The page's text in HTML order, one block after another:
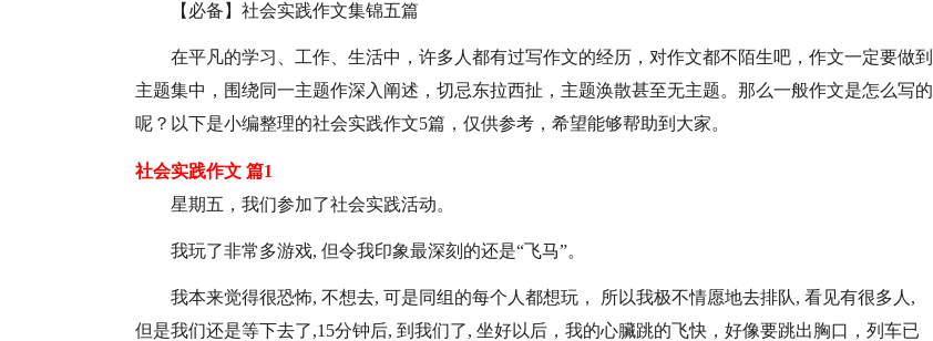
【必备】社会实践作文集锦五篇
在平凡的学习、工作、生活中，许多人都有过写作文的经历，对作文都不陌生吧，作文一定要做到
主题集中，围绕同一主题作深入阐述，切忌东拉西扯，主题涣散甚至无主题。那么一般作文是怎么写的
呢？以下是小编整理的社会实践作文5篇，仅供参考，希望能够帮助到大家。
社会实践作文 篇1
星期五，我们参加了社会实践活动。
我玩了非常多游戏, 但令我印象最深刻的还是“飞马”。
我本来觉得很恐怖, 不想去, 可是同组的每个人都想玩， 所以我极不情愿地去排队, 看见有很多人,
但是我们还是等下去了,15分钟后, 到我们了, 坐好以后，我的心臟跳的飞快，好像要跳出胸口，列车已